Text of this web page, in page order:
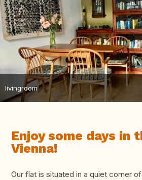
livingroom
Enjoy some days in
Vienna!
Our flat is situated in a quiet corner